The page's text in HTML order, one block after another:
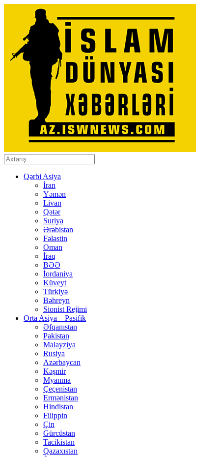
Qərbi Asiya
İran
Yəmən
Livan
Qətər
Suriya
Ərəbistan
Fələstin
Oman
İraq
BƏƏ
İordaniya
Küveyt
Türkiyə
Bəhreyn
Sionist Rejimi
Orta Asiya – Pasifik
Əfqanıstan
Pakistan
Malayziya
Rusiya
Azərbaycan
Kəşmir
Myanma
Çeçenistan
Ermənistan
Hindistan
Filippin
Çin
Gürcüstan
Tacikistan
Qazaxıstan